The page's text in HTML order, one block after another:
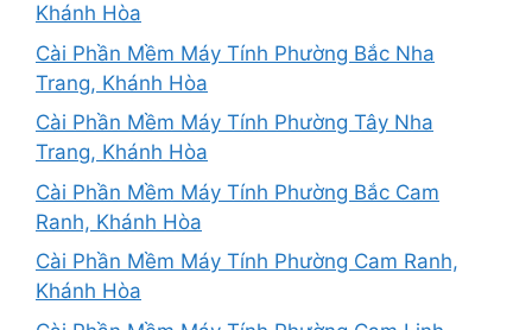
Khánh Hòa
Cài Phần Mềm Máy Tính Phường Bắc Nha
Trang, Khánh Hòa
Cài Phần Mềm Máy Tính Phường Tây Nha
Trang, Khánh Hòa
Cài Phần Mềm Máy Tính Phường Bắc Cam
Ranh, Khánh Hòa
Cài Phần Mềm Máy Tính Phường Cam Ranh,
Khánh Hòa